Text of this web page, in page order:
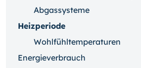
Abgassysteme
Heizperiode
Wohlfühltemperaturen
Energieverbrauch